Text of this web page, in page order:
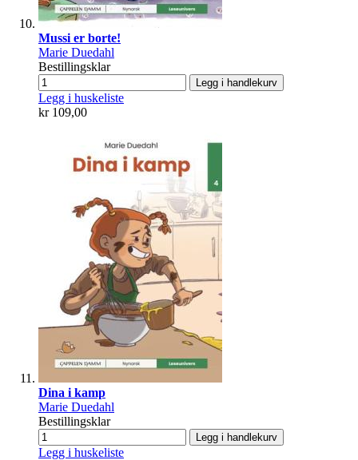
Mussi er borte!
Marie Duedahl
Bestillingsklar
Legg i handlekurv
Legg i huskeliste
kr 109,00
Dina i kamp
Marie Duedahl
Bestillingsklar
Legg i handlekurv
Legg i huskeliste